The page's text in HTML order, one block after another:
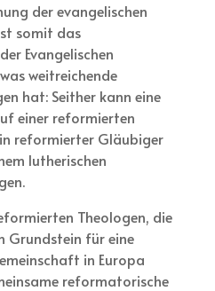
der evangelischen
somit das
Evangelischen
weitreichende
hat: Seither kann eine
einer reformierten
reformierter Gläubiger
lutherischen
Theologen, die
Grundstein für eine
in Europa
reformatorische